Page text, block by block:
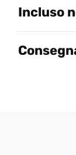
Incluso